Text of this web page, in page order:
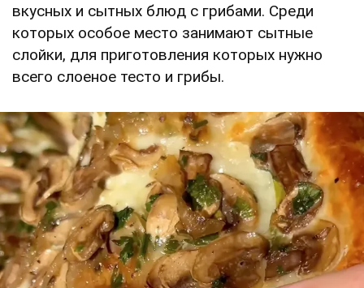
вкусных и сытных блюд с грибами. Среди
которых особое место занимают сытные
слойки, для приготовления которых нужно
всего слоеное тесто и грибы.